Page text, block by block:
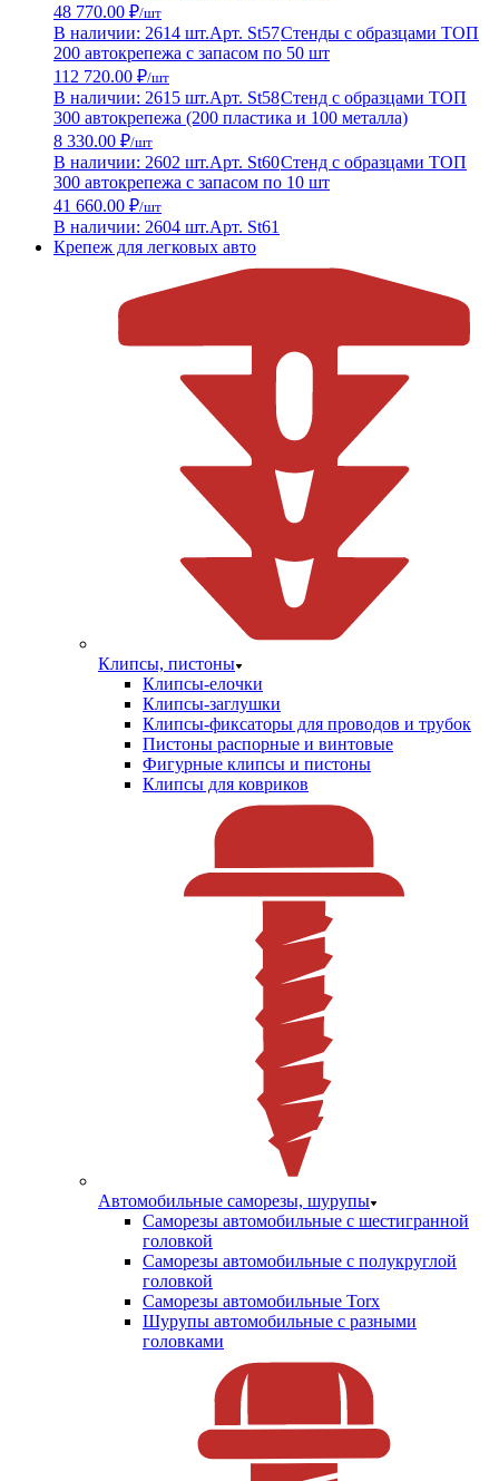
48 770.00 ₽/шт
В наличии: 2614 шт.Арт. St57Стенды с образцами ТОП
200 автокрепежа с запасом по 50 шт
112 720.00 ₽/шт
В наличии: 2615 шт.Арт. St58Стенд с образцами ТОП
300 автокрепежа (200 пластика и 100 металла)
8 330.00 ₽/шт
В наличии: 2602 шт.Арт. St60Стенд с образцами ТОП
300 автокрепежа с запасом по 10 шт
41 660.00 ₽/шт
В наличии: 2604 шт.Арт. St61
Крепеж для легковых авто
Клипсы, пистоны
Клипсы-елочки
Клипсы-заглушки
Клипсы-фиксаторы для проводов и трубок
Пистоны распорные и винтовые
Фигурные клипсы и пистоны
Клипсы для ковриков
Автомобильные саморезы, шурупы
Саморезы автомобильные с шестигранной
головкой
Саморезы автомобильные с полукруглой
головкой
Саморезы автомобильные Torx
Шурупы автомобильные с разными
головками